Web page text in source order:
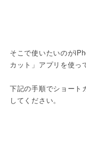
そこで使いたいのが
カット」アプリを使
下記の手順でショート
してください。